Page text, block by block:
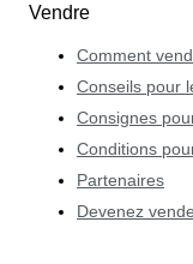
Vendre
Comment
Conseils pour
Consignes
Conditions
Partenaires
Devenez